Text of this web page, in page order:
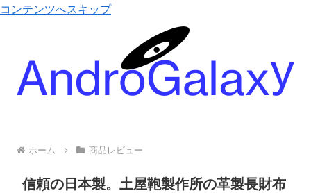
コンテンツへスキップ
ホーム 商品レビュー
信頼の日本製。土屋鞄製作所の革製長財布